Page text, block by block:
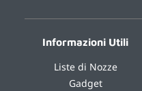
Informazioni Utili
Liste di Nozze
Gadget